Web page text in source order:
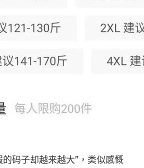
的码子却越来越大”，类似感慨